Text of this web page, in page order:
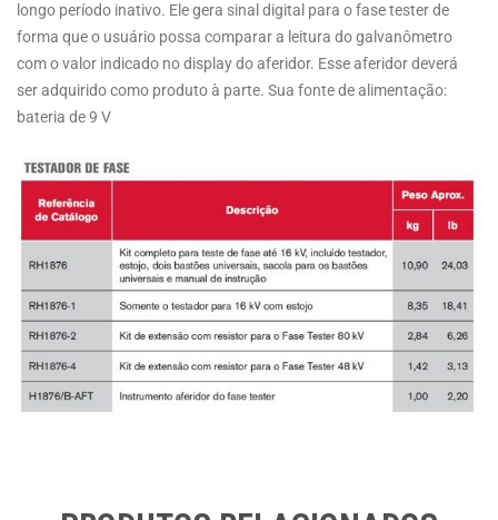
longo período inativo. Ele gera sinal digital para o fase tester de
forma que o usuário possa comparar a leitura do galvanômetro
com o valor indicado no display do aferidor. Esse aferidor deverá
ser adquirido como produto à parte. Sua fonte de alimentação:
bateria de 9 V